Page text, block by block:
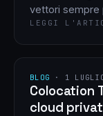
vettori sempre
LEGGI
BLOG · 1
Colocation
cloud